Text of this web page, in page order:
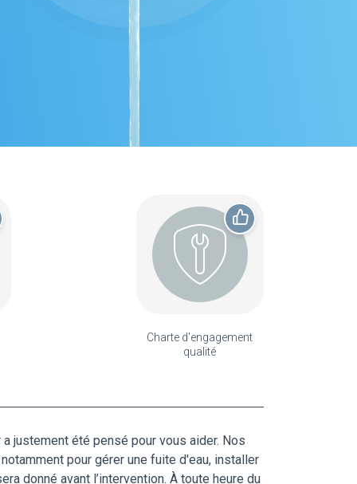
Charte d'engagement
qualité
justement été pensé pour vous aider. Nos
pour gérer une fuite d'eau, installer
donné avant l’intervention. À toute heure du